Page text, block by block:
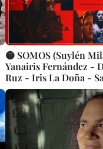
🟡 SOMOS (Suylén
Yanairis Fernández -
Ruz - Iris La Doña -
¨Molinos de Viento¨
Director: Mauricio